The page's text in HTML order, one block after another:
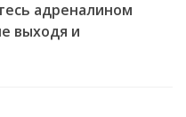
адреналином
выходя и